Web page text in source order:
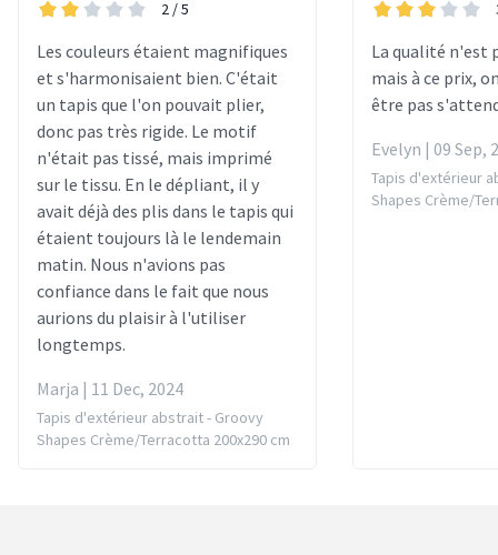
2 / 5
Les couleurs étaient magnifiques
et s'harmonisaient bien. C'était
un tapis que l'on pouvait plier,
donc pas très rigide. Le motif
n'était pas tissé, mais imprimé
sur le tissu. En le dépliant, il y
avait déjà des plis dans le tapis qui
étaient toujours là le lendemain
matin. Nous n'avions pas
confiance dans le fait que nous
aurions du plaisir à l'utiliser
longtemps.
Marja | 11 Dec, 2024
Tapis d'extérieur abstrait - Groovy
Shapes Crème/Terracotta 200x290 cm
La qualité n'est
mais à ce prix,
être pas
Evelyn | 09 Sep,
Tapis d'extérieur
Shapes Crème/